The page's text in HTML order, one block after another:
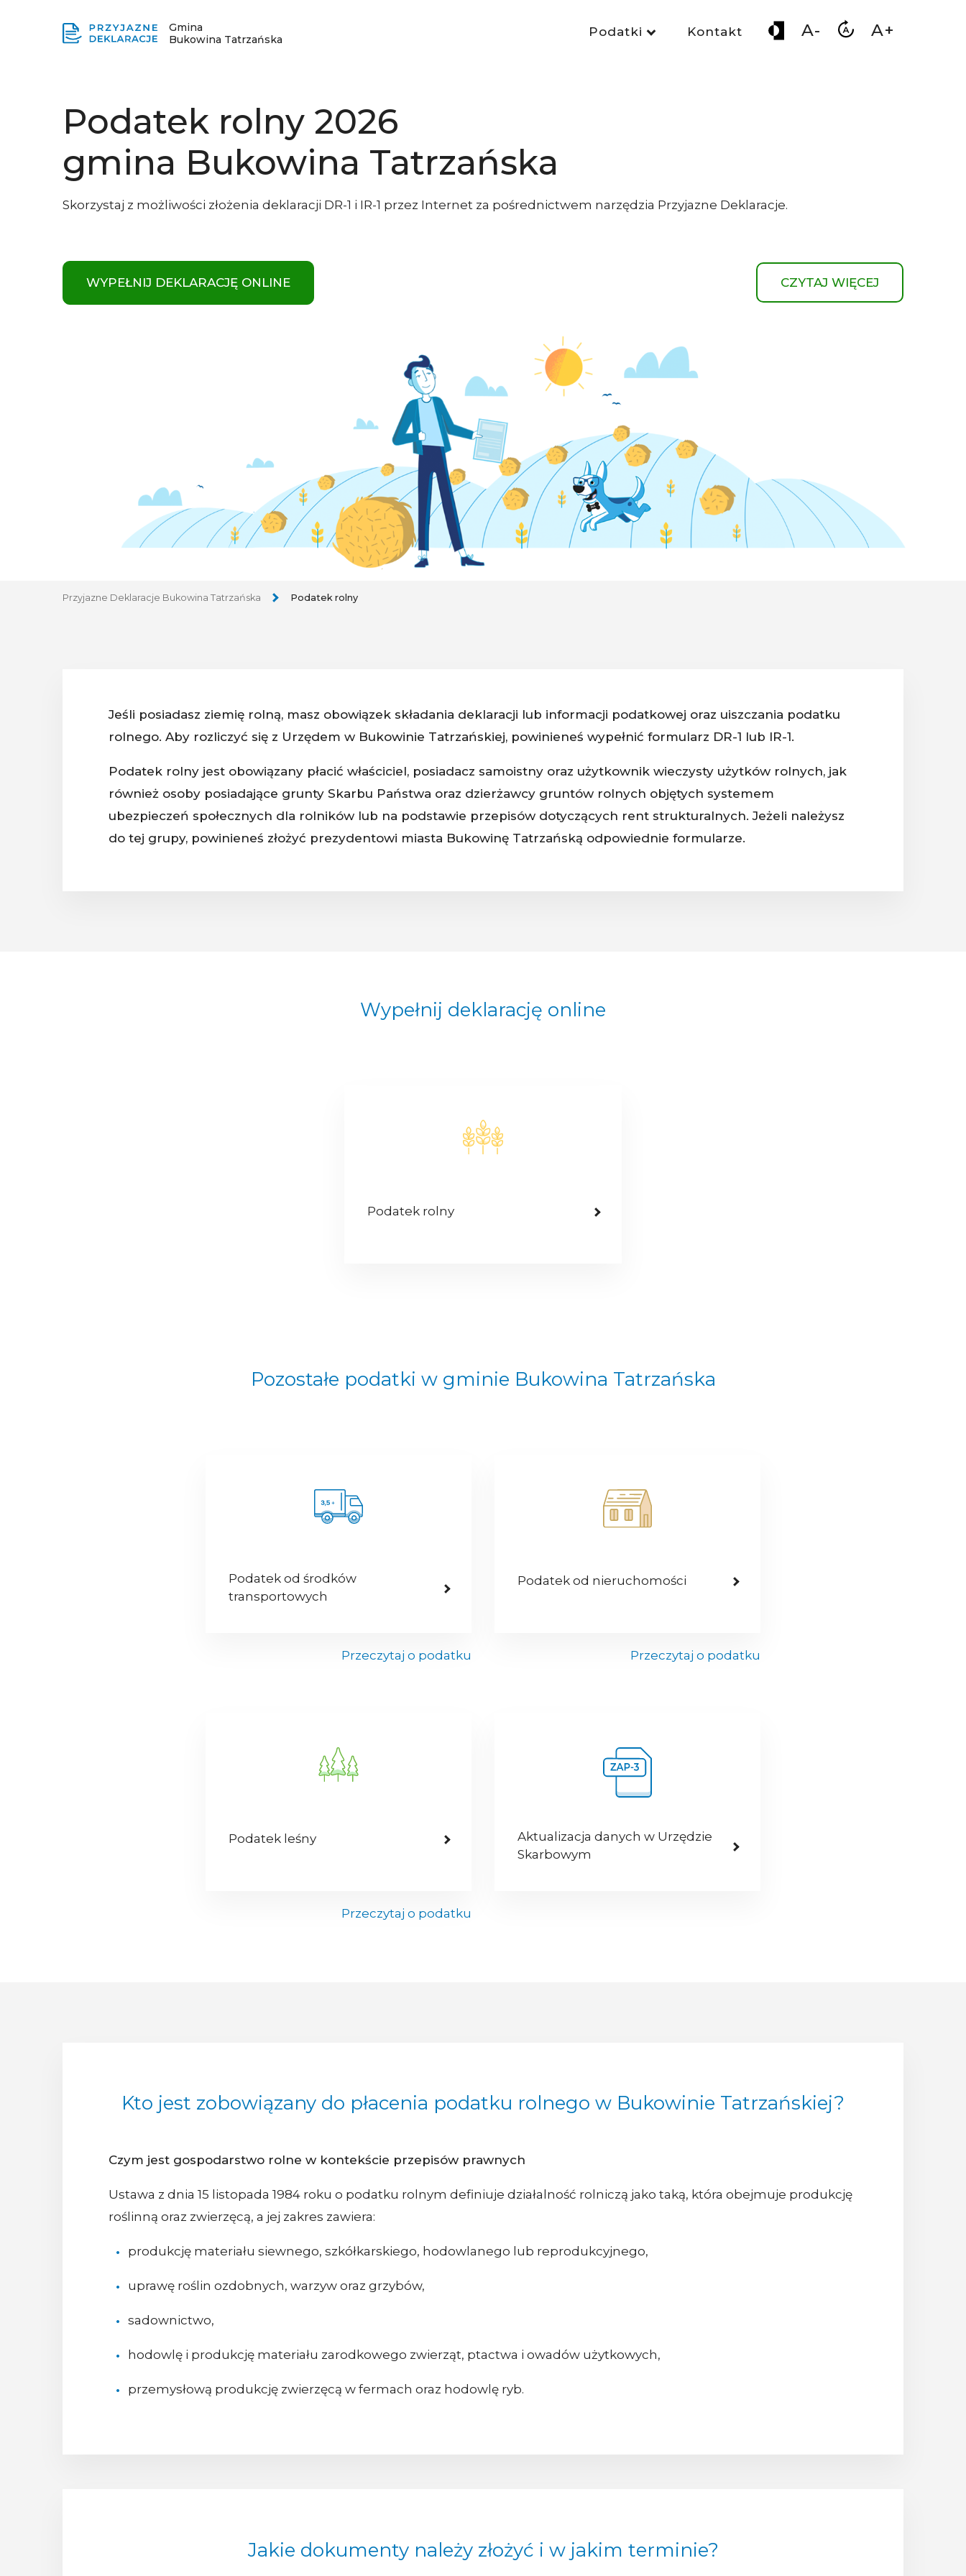
Gmina
Bukowina Tatrzańska
Podatki Kontakt A- A+
Podatek rolny 2026
gmina Bukowina Tatrzańska
Skorzystaj z możliwości złożenia deklaracji DR-1 i IR-1 przez Internet za pośrednictwem narzędzia Przyjazne Deklaracje.
WYPEŁNIJ DEKLARACJĘ ONLINE CZYTAJ WIĘCEJ
Przyjazne Deklaracje Bukowina Tatrzańska Podatek rolny
Jeśli posiadasz ziemię rolną, masz obowiązek składania deklaracji lub informacji podatkowej oraz uiszczania podatku
rolnego. Aby rozliczyć się z Urzędem w Bukowinie Tatrzańskiej, powinieneś wypełnić formularz DR-1 lub IR-1.
Podatek rolny jest obowiązany płacić właściciel, posiadacz samoistny oraz użytkownik wieczysty użytków rolnych, jak
również osoby posiadające grunty Skarbu Państwa oraz dzierżawcy gruntów rolnych objętych systemem
ubezpieczeń społecznych dla rolników lub na podstawie przepisów dotyczących rent strukturalnych. Jeżeli należysz
do tej grupy, powinieneś złożyć prezydentowi miasta Bukowinę Tatrzańską odpowiednie formularze.
Wypełnij deklarację online
Podatek rolny
Pozostałe podatki w gminie Bukowina Tatrzańska
Podatek od środków
transportowych
Przeczytaj o podatku
Podatek od nieruchomości
Przeczytaj o podatku
Podatek leśny
Przeczytaj o podatku
Aktualizacja danych w Urzędzie
Skarbowym
Kto jest zobowiązany do płacenia podatku rolnego w Bukowinie Tatrzańskiej?
Czym jest gospodarstwo rolne w kontekście przepisów prawnych
Ustawa z dnia 15 listopada 1984 roku o podatku rolnym definiuje działalność rolniczą jako taką, która obejmuje produkcję
roślinną oraz zwierzęcą, a jej zakres zawiera:
produkcję materiału siewnego, szkółkarskiego, hodowlanego lub reprodukcyjnego,
uprawę roślin ozdobnych, warzyw oraz grzybów,
sadownictwo,
hodowlę i produkcję materiału zarodkowego zwierząt, ptactwa i owadów użytkowych,
przemysłową produkcję zwierzęcą w fermach oraz hodowlę ryb.
Jakie dokumenty należy złożyć i w jakim terminie?